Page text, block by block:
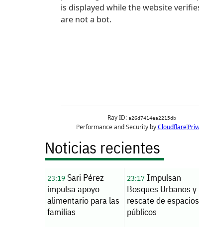
Noticias recientes
23:19 Sari Pérez
impulsa apoyo
alimentario para las
familias
23:17Impulsan
Bosques Urbanos y
rescate de espacios
públicos